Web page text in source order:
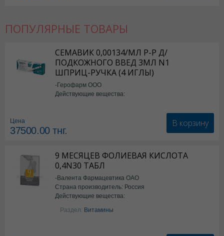
ПОПУЛЯРНЫЕ ТОВАРЫ
СЕМАВИК 0,00134/МЛ Р-Р Д/
ПОДКОЖНОГО ВВЕД 3МЛ N1
ШПРИЦ-РУЧКА (4 ИГЛЫ)
-Герофарм ООО
Действующие вещества:
Цена
37500.00тнг.
В корзину
9 МЕСЯЦЕВ ФОЛИЕВАЯ КИСЛОТА
0,4N30 ТАБЛ
-Валента Фармацевтика ОАО
Страна производитель: Россия
Действующие вещества:
фолиевая кислота
Раздел: Витамины